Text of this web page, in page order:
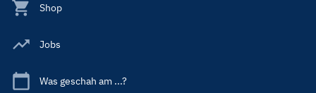
Shop
Jobs
Was geschah am ...?